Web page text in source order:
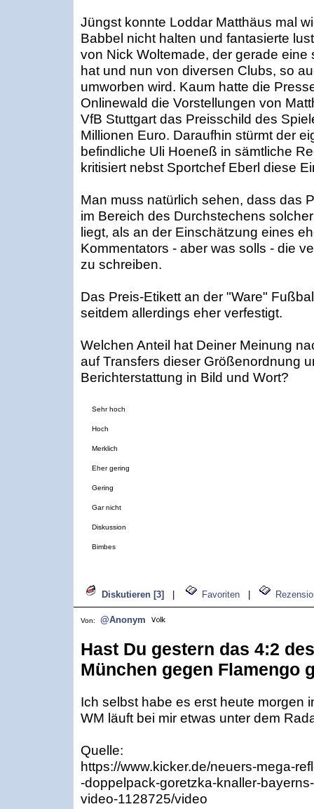
Jüngst konnte Loddar Matthäus mal
Babbel nicht halten und fantasierte
von Nick Woltemade, der gerade eine
hat und nun von diversen Clubs, so
umworben wird. Kaum hatte die
Onlinewald die Vorstellungen von
VfB Stuttgart das Preisschild des
Millionen Euro. Daraufhin stürmt der
befindliche Uli Hoeneß in sämtliche
kritisiert nebst Sportchef Eberl diese
Man muss natürlich sehen, dass das
im Bereich des Durchstechens
liegt, als an der Einschätzung eines
Kommentators - aber was solls - die
zu schreiben.
Das Preis-Etikett an der "Ware"
seitdem allerdings eher verfestigt.
Welchen Anteil hat Deiner Meinung
auf Transfers dieser Größenordnung
Berichterstattung in Bild und Wort?
Sehr hoch
Hoch
Merklich
Eher gering
Gering
Gar nicht
Diskussion
Bimbes
Diskutieren [3] Favoriten
Von: @Anonym
Hast Du gestern das 4:2
München gegen Flamengo
Ich selbst habe es erst heute morgen
WM läuft bei mir etwas unter dem
Quelle:
https://www.kicker.de/neuers-mega-
-doppelpack-goretzka-knaller-
video-1128725/video